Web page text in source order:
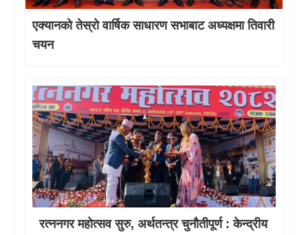
एक्यानको तेस्रो वार्षिक साधारण सभाबाट अध्यक्षमा तिवारी
चयन
रत्ननगर महोत्सव सुरु, अर्थतन्त्र चुनौतीपूर्ण : केन्द्रीय